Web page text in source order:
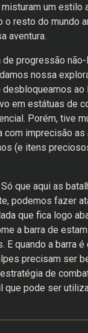
um estilo
o resto do mundo
aventura.
progressão
nossa
ao
em estátuas de
Porém, tive
com imprecisão
(e itens
que aqui as
podemos fazer
que fica logo
a barra de
quando a barra
precisam ser
de
pode ser